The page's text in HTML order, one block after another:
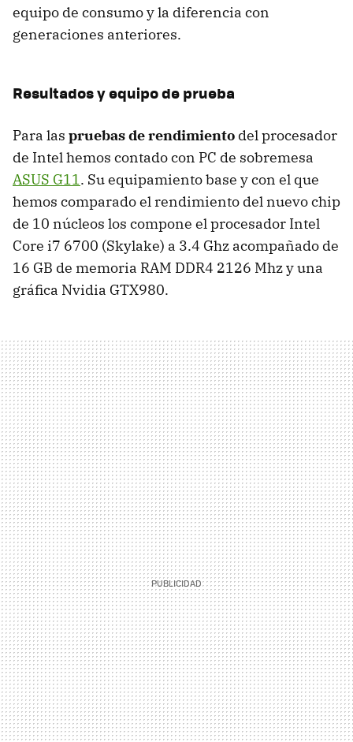
equipo de consumo y la diferencia con
generaciones anteriores.
Resultados y equipo de prueba
Para las pruebas de rendimiento del procesador
de Intel hemos contado con PC de sobremesa
ASUS G11. Su equipamiento base y con el que
hemos comparado el rendimiento del nuevo chip
de 10 núcleos los compone el procesador Intel
Core i7 6700 (Skylake) a 3.4 Ghz acompañado de
16 GB de memoria RAM DDR4 2126 Mhz y una
gráfica Nvidia GTX980.